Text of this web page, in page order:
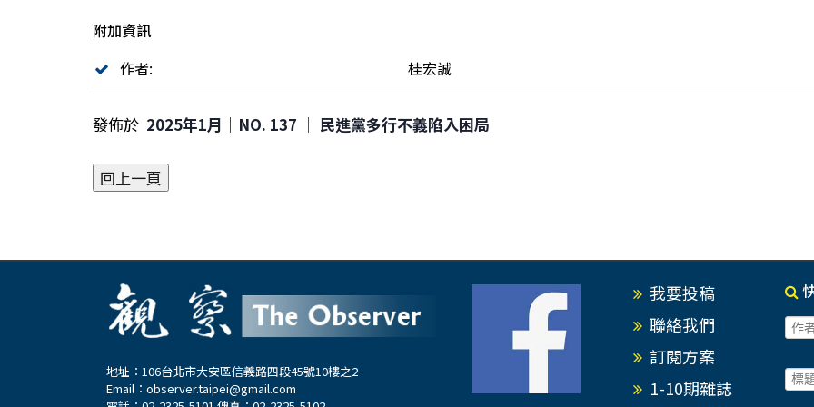
附加資訊
作者:
桂宏誠
發佈於 2025年1月｜NO. 137 │ 民進黨多行不義陷入困局
地址：106台北市大安區信義路四段45號10樓之2
Email： observer.taipei@gmail.com
我要投稿
聯絡我們
訂閱方案
1-10期雜誌